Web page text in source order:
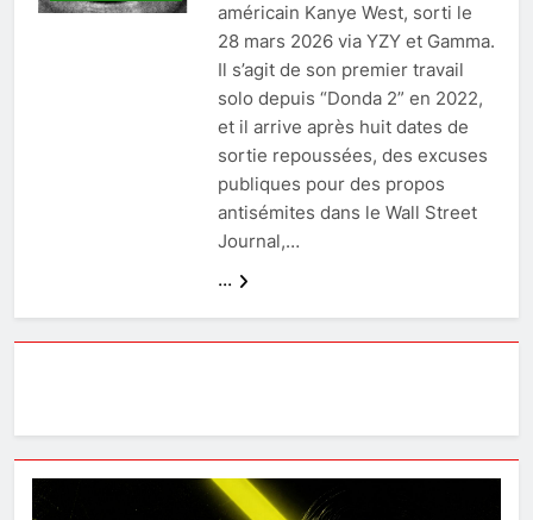
américain Kanye West, sorti le
28 mars 2026 via YZY et Gamma.
Il s’agit de son premier travail
solo depuis “Donda 2” en 2022,
et il arrive après huit dates de
sortie repoussées, des excuses
publiques pour des propos
antisémites dans le Wall Street
Journal,…
...